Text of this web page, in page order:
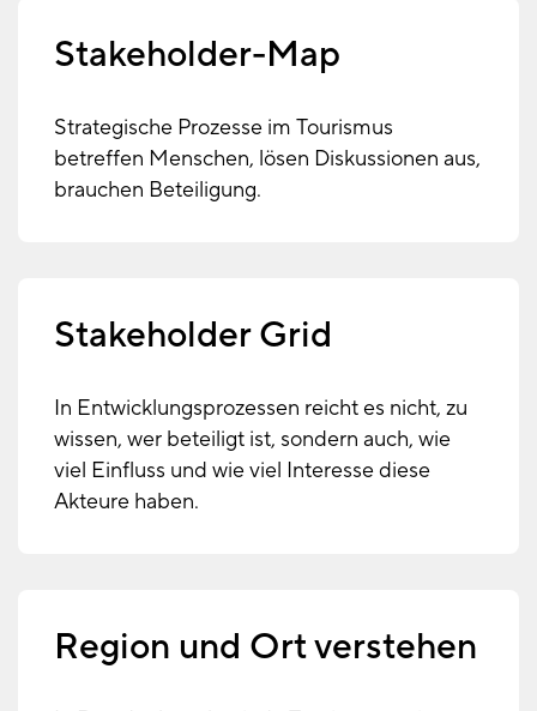
Stakeholder-Map
Strategische Prozesse im Tourismus
betreffen Menschen, lösen Diskussionen aus,
brauchen Beteiligung.
Stakeholder Grid
In Entwicklungsprozessen reicht es nicht, zu
wissen, wer beteiligt ist, sondern auch, wie
viel Einfluss und wie viel Interesse diese
Akteure haben.
Region und Ort verstehen